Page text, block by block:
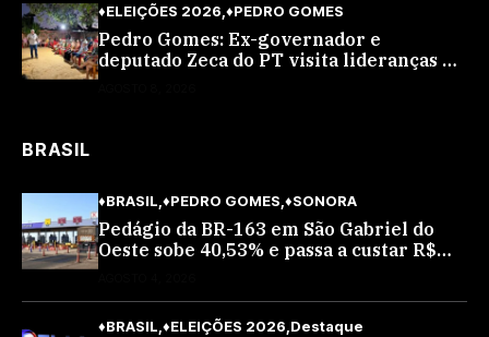
♦ELEIÇÕES 2026 ♦PEDRO GOMES
Pedro Gomes: Ex-governador e
deputado Zeca do PT visita lideranças do
BRASIL
♦BRASIL ♦PEDRO GOMES ♦SONORA
Pedágio da BR-163 em São Gabriel do
Oeste sobe 40,53% e passa a custar R$
♦BRASIL ♦ELEIÇÕES 2026 Destaque